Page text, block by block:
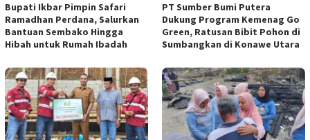
Bupati Ikbar Pimpin Safari
Ramadhan Perdana, Salurkan
Bantuan Sembako Hingga
Hibah untuk Rumah Ibadah
PT Sumber Bumi Putera
Dukung Program Kemenag Go
Green, Ratusan Bibit Pohon di
Sumbangkan di Konawe Utara